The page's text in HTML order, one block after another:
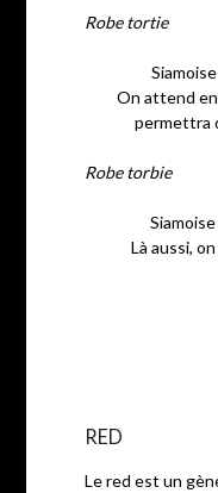
Robe tortie
On attend
permettra
Robe torbie
Là aussi,
RED
Le red est un